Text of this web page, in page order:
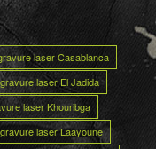
laser Casablanca
laser El Jadida
laser Khouribga
laser Laayoune